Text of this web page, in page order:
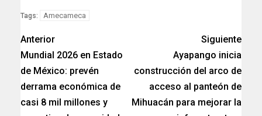
Tags: Amecameca
Anterior
Mundial 2026 en Estado
de México: prevén
derrama económica de
casi 8 mil millones y
Siguiente
Ayapango inicia
construcción del arco de
acceso al panteón de
Mihuacán para mejorar la